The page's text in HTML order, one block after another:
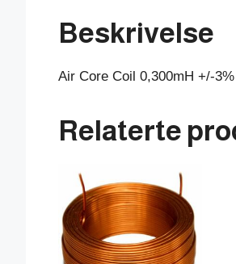
Beskrivelse
Air Core Coil 0,300mH +/-
Relaterte